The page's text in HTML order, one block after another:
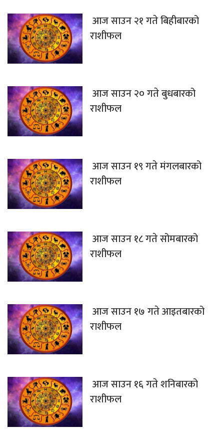
आज साउन २१ गते बिहीबारको
राशीफल
आज साउन २० गते बुधबारको
राशीफल
आज साउन १९ गते मंगलबारको
राशीफल
आज साउन १८ गते सोमबारको
राशीफल
आज साउन १७ गते आइतबारको
राशीफल
आज साउन १६ गते शनिबारको
राशीफल